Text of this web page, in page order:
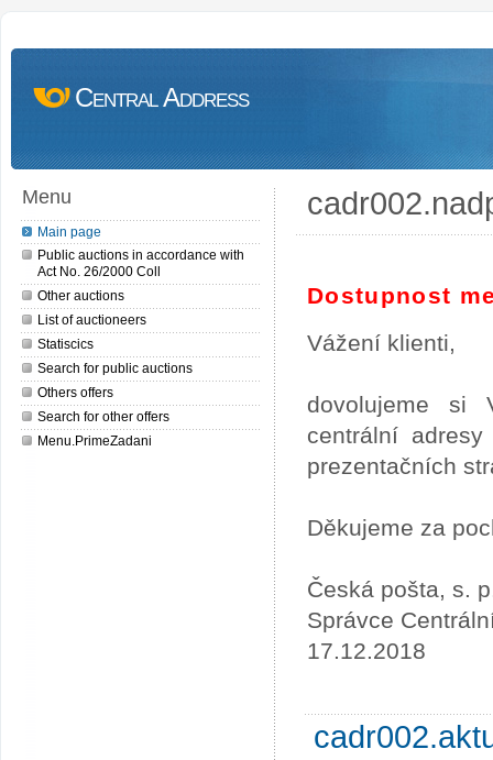
Central Address
Menu
Main page
Public auctions in accordance with
Act No. 26/2000 Coll
Other auctions
List of auctioneers
Statiscics
Search for public auctions
Others offers
Search for other offers
Menu.PrimeZadani
Dostupnost
Vážení klienti,
dovolujeme si
centrální
prezentačních
Děkujeme za
Česká pošta, s.
Správce
17.12.2018